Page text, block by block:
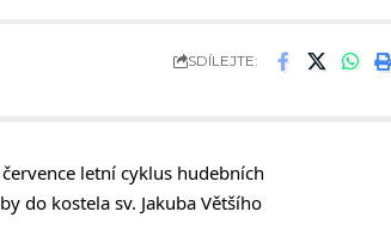
SDÍLEJTE:
letní cyklus hudebních
do kostela sv. Jakuba Většího